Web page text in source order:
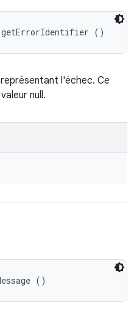
getErrorIdentifier ()
représentant l'échec. Ce
null.
()